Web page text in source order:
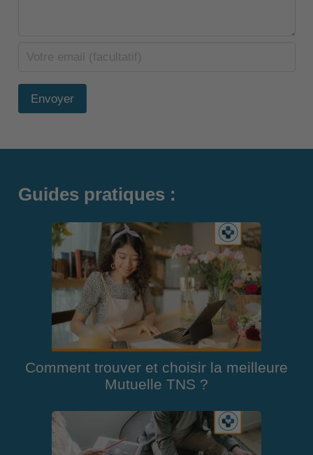
Envoyer
Guides pratiques :
Comment trouver et choisir la meilleure
Mutuelle TNS ?